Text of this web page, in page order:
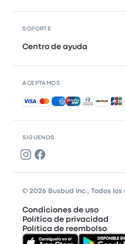
SÍGUENOS
SOPORTE
Centro de ayuda
ACEPTAMOS
Pagos aceptados
© 2026 Busbud Inc., Todos
Condiciones de uso
Política de privacidad
Política de reembolso